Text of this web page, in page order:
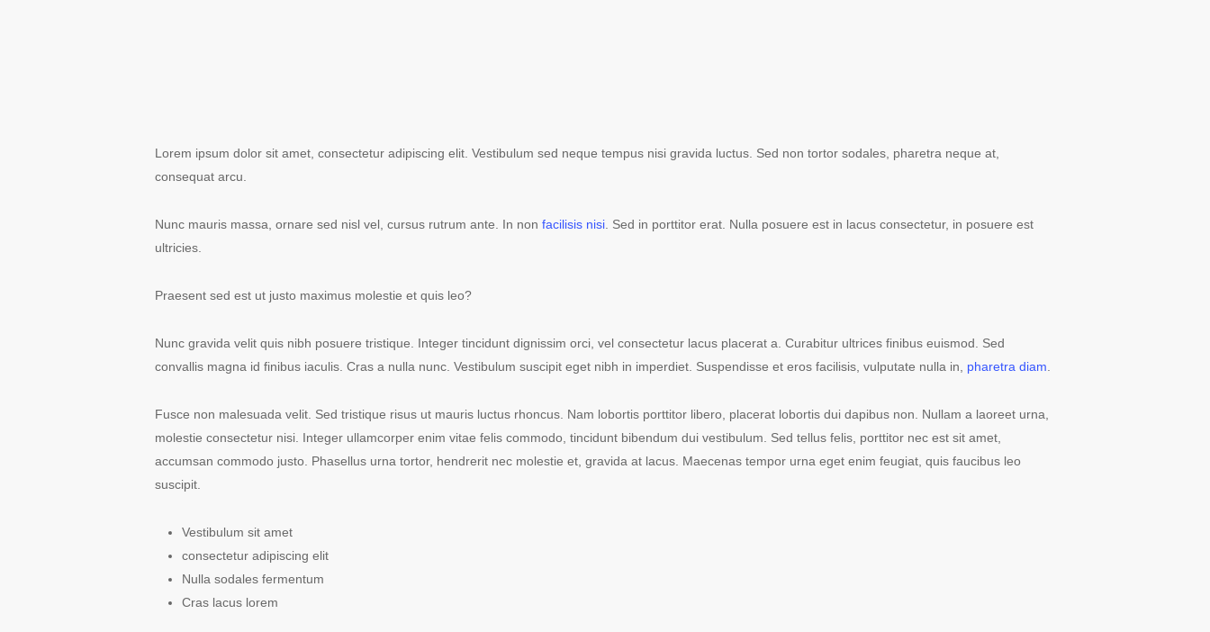
Lorem ipsum dolor sit amet, consectetur adipiscing elit. Vestibulum sed neque tempus nisi gravida luctus. Sed non tortor sodales, pharetra neque at,
consequat arcu.
Nunc mauris massa, ornare sed nisl vel, cursus rutrum ante. In non facilisis nisi . Sed in porttitor erat. Nulla posuere est in lacus consectetur, in posuere est
ultricies.
Praesent sed est ut justo maximus molestie et quis leo?
Nunc gravida velit quis nibh posuere tristique. Integer tincidunt dignissim orci, vel consectetur lacus placerat a. Curabitur ultrices finibus euismod. Sed
convallis magna id finibus iaculis. Cras a nulla nunc. Vestibulum suscipit eget nibh in imperdiet. Suspendisse et eros facilisis, vulputate nulla in, pharetra diam
Fusce non malesuada velit. Sed tristique risus ut mauris luctus rhoncus. Nam lobortis porttitor libero, placerat lobortis dui dapibus non. Nullam a laoreet urna,
molestie consectetur nisi. Integer ullamcorper enim vitae felis commodo, tincidunt bibendum dui vestibulum. Sed tellus felis, porttitor nec est sit amet,
accumsan commodo justo. Phasellus urna tortor, hendrerit nec molestie et, gravida at lacus. Maecenas tempor urna eget enim feugiat, quis faucibus leo
suscipit.
Vestibulum sit amet
consectetur adipiscing elit
Nulla sodales fermentum
Cras lacus lorem